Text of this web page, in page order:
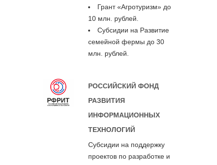
Грант «Агротуризм» до
10 млн. рублей.
Субсидии на Развитие
семейной фермы до 30
млн. рублей.
РОССИЙСКИЙ ФОНД
РАЗВИТИЯ
ИНФОРМАЦИОННЫХ
ТЕХНОЛОГИЙ
Субсидии на поддержку
проектов по разработке и